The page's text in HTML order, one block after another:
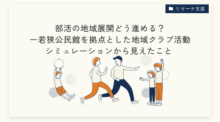
リサーチ支援